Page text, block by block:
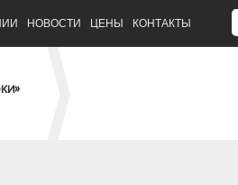
НОВОСТИ ЦЕНЫ КОНТАКТЫ